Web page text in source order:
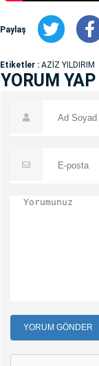
Paylaş
Etiketler : AZİZ YILDIRIM
YORUM YAP
YORUM GÖNDER